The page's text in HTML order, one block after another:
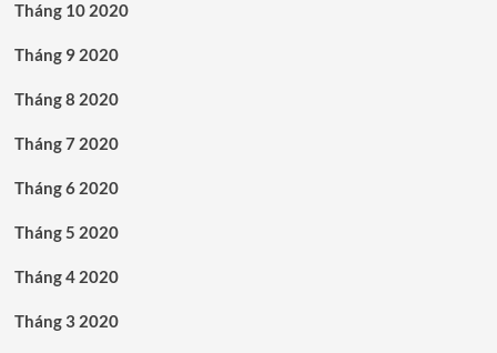
Tháng 10 2020
Tháng 9 2020
Tháng 8 2020
Tháng 7 2020
Tháng 6 2020
Tháng 5 2020
Tháng 4 2020
Tháng 3 2020